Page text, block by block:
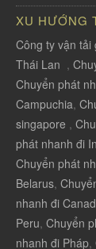
XU HƯỚNG
Công ty vận tải
Thái Lan ,
Chuyển phát
Campuchia,
singapore ,
phát nhanh đi
Chuyển phát
Belarus,
nhanh đi
Peru, Chuyển
nhanh đi Pháp,